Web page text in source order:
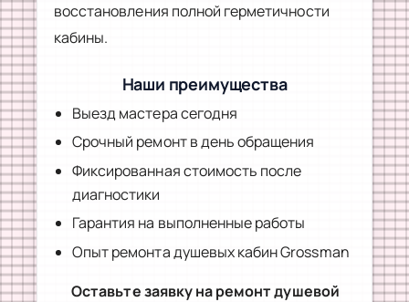
восстановления полной герметичности
кабины.
Наши преимущества
Выезд мастера сегодня
Срочный ремонт в день обращения
Фиксированная стоимость после
диагностики
Гарантия на выполненные работы
Опыт ремонта душевых кабин Grossman
Оставьте заявку на ремонт душевой